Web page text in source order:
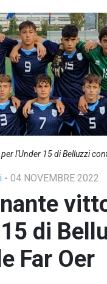
l'Under 15 di Belluzzi
- 04 NOVEMBRE 2022
di
Far Oer